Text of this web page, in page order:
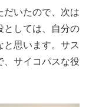
だいたので、次は
としては、自分の
と思います。サス
、サイコパスな役